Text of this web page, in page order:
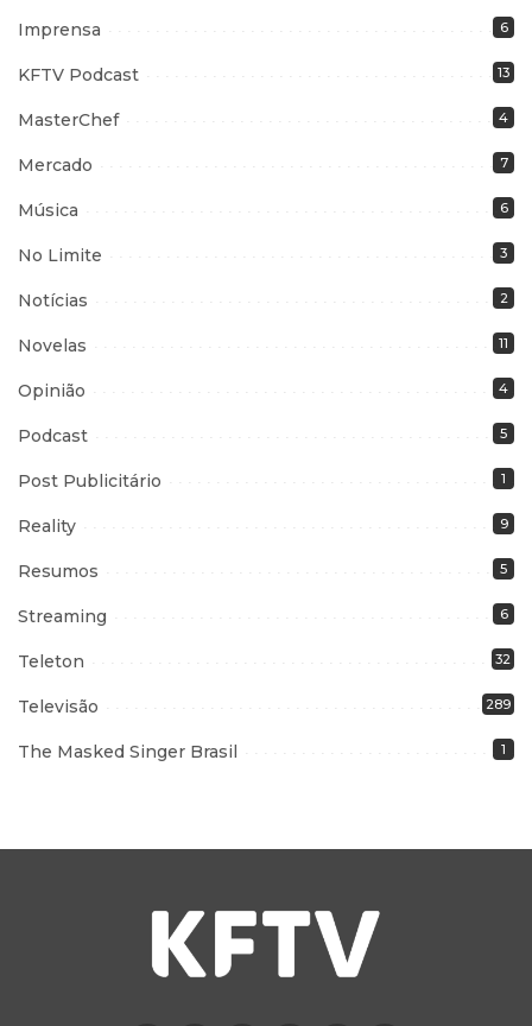
Imprensa 6
KFTV Podcast 13
MasterChef 4
Mercado 7
Música 6
No Limite 3
Notícias 2
Novelas 11
Opinião 4
Podcast 5
Post Publicitário 1
Reality 9
Resumos 5
Streaming 6
Teleton 32
Televisão 289
The Masked Singer Brasil 1